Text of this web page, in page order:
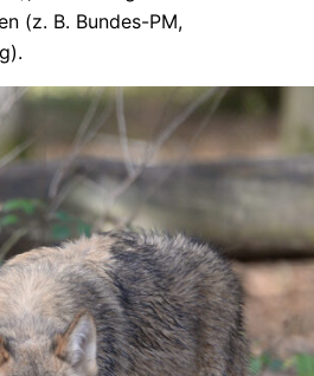
(z. B. Bundes-PM,